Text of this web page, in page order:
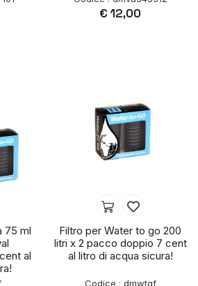
€ 12,00
75 ml
al
Filtro per Water to go 200
litri x 2 pacco doppio 7 cent
al litro di acqua sicura!
Codice : dmwtgf